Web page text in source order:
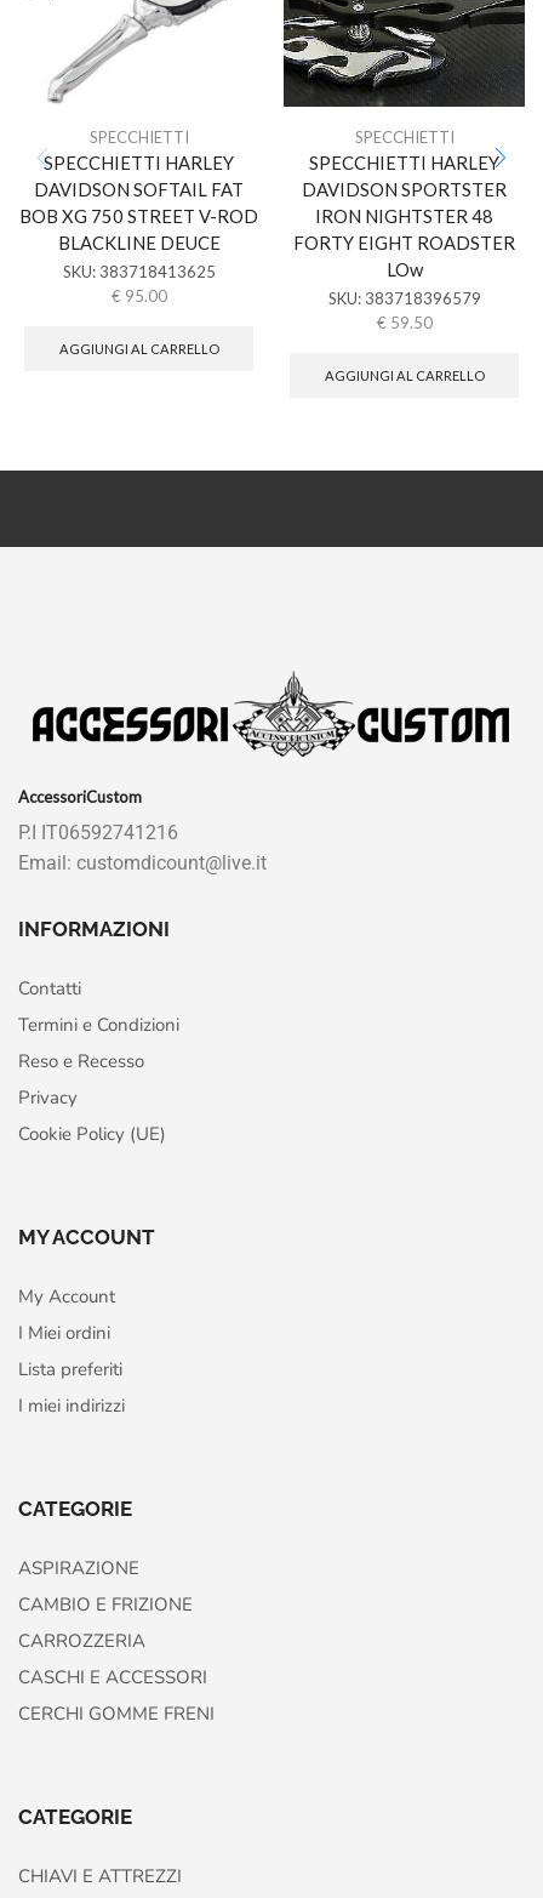
SPECCHIETTI
SPECCHIETTI HARLEY
DAVIDSON SOFTAIL FAT
BOB XG 750 STREET V-ROD
BLACKLINE DEUCE
SKU: 383718413625
€ 95.00
AGGIUNGI AL CARRELLO
SPECCHIETTI
SPECCHIETTI HARLEY
DAVIDSON SPORTSTER
IRON NIGHTSTER 48
FORTY EIGHT ROADSTER
LOw
SKU: 383718396579
€ 59.50
AGGIUNGI AL CARRELLO
AccessoriCustom
P.I IT06592741216
Email: customdicount@live.it
INFORMAZIONI
Contatti
Termini e Condizioni
Reso e Recesso
Privacy
Cookie Policy (UE)
MY ACCOUNT
My Account
I Miei ordini
Lista preferiti
I miei indirizzi
CATEGORIE
ASPIRAZIONE
CAMBIO E FRIZIONE
CARROZZERIA
CASCHI E ACCESSORI
CERCHI GOMME FRENI
CATEGORIE
CHIAVI E ATTREZZI